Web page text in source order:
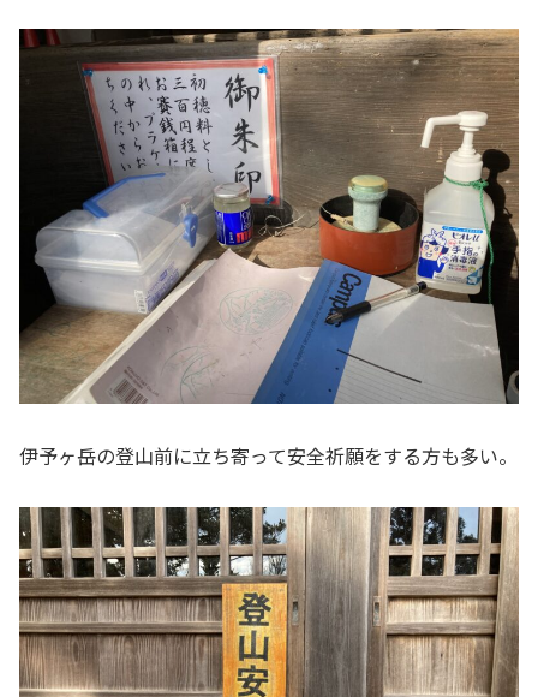
伊予ヶ岳の登山前に立ち寄って安全祈願をする方も多い。